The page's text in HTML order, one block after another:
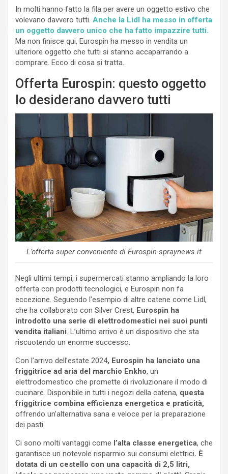
In molti hanno fatto la fila per avere un oggetto estivo che
volevano davvero tutti. Anche la Lidl ha messo in offerta
un oggetto davvero unico che ha fatto impazzire tutti.
Ma non finisce qui, Eurospin ha messo in vendita un
ulteriore oggetto che tutti si stanno accaparrando a
comprare. Ecco di cosa si tratta.
Offerta Eurospin: questo oggetto
lo desiderano davvero tutti
L’offerta super conveniente di Eurospin-spraynews.it
Negli ultimi tempi, i supermercati stanno ampliando la loro
offerta con prodotti tecnologici, e Eurospin non fa
eccezione. Seguendo l’esempio di altre catene come Lidl,
che ha collaborato con Silver Crest, Eurospin ha
introdotto una serie di elettrodomestici nei suoi punti
vendita italiani. L’ultimo arrivo è un dispositivo che sta
riscuotendo un enorme successo.
Con l’arrivo dell’estate 2024, Eurospin ha lanciato una
friggitrice ad aria del marchio Enkho, un
elettrodomestico che promette di rivoluzionare il modo di
cucinare. Disponibile in tutti i negozi della catena, questa
friggitrice combina efficienza energetica e praticità,
offrendo un’alternativa sana e veloce per la preparazione
dei pasti.
Ci sono molti vantaggi come l’alta classe energetica, che
garantisce un notevole risparmio sui consumi elettrici. È
dotata di un cestello con una capacità di 2,5 litri,